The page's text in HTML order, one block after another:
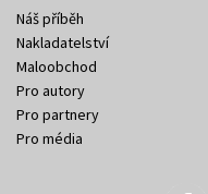
Náš příběh
Nakladatelství
Maloobchod
Pro autory
Pro partnery
Pro média